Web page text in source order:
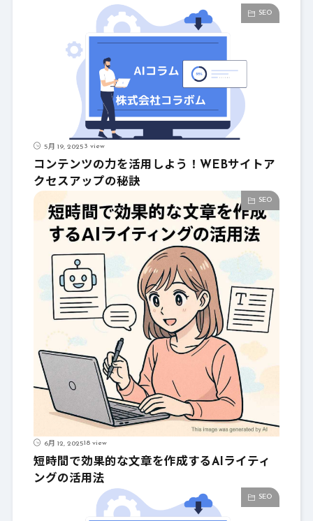
SEO
5月 19, 20253 view
コンテンツの力を活用しよう！WEBサイトア
クセスアップの秘訣
SEO
6月 12, 202518 view
短時間で効果的な文章を作成するAIライティ
ングの活用法
SEO